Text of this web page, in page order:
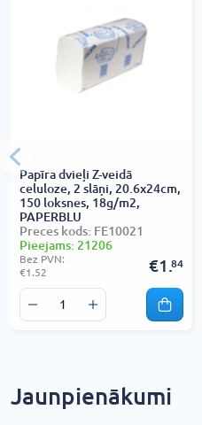
Papīra dvieļi Z-veidā
celuloze, 2 slāņi, 20.6x24cm,
150 loksnes, 18g/m2,
PAPERBLU
Preces kods: FE10021
Pieejams: 21206
Bez PVN:
€1.52
€1.84
Jaunpienākumi